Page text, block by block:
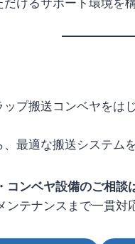
プ搬送コンベヤをは
最適な搬送システム
コンベヤ設備のご相談
テナンスまで一貫対